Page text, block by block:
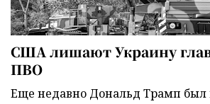
США лишают Украину
ПВО
Еще недавно Дональд Трамп был